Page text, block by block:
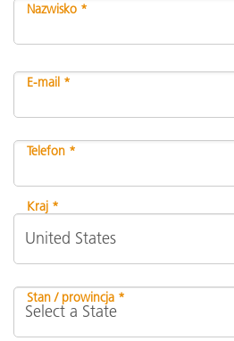
Nazwisko *
E-mail *
Telefon *
Kraj *
Stan / prowincja *